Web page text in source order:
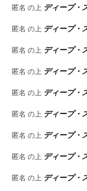
匿名 の上 ディープ・
匿名 の上 ディープ・
匿名 の上 ディープ・
匿名 の上 ディープ・
匿名 の上 ディープ・
匿名 の上 ディープ・
匿名 の上 ディープ・
匿名 の上 ディープ・
匿名 の上 ディープ・